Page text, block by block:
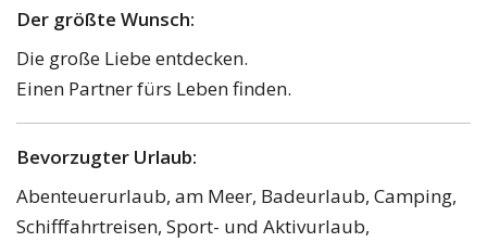
Der größte Wunsch:
Die große Liebe entdecken.
Einen Partner fürs Leben finden.
Bevorzugter Urlaub:
Abenteuerurlaub, am Meer, Badeurlaub, Camping,
Schifffahrtreisen, Sport- und Aktivurlaub,